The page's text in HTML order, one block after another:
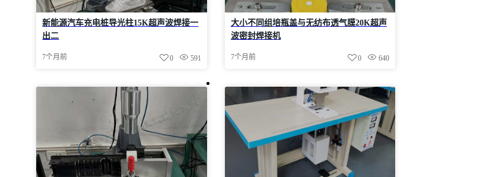
新能源汽车充电桩导光柱15K超声波焊接一
出二
7个月前 591
0
大小不同组培瓶盖与无纺布透气膜20K超声
波密封焊接机
7个月前 640
0